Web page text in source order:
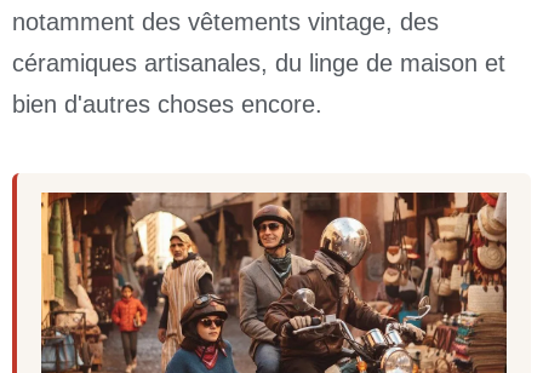
notamment des vêtements vintage, des
céramiques artisanales, du linge de maison et
bien d'autres choses encore.